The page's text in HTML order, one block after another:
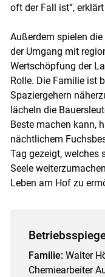
oft der Fall ist“,
Außerdem spielen
der Umgang mit
Wertschöpfung der
Rolle. Die Familie ist
Spaziergehern
lächeln die
Beste machen kann,
nächtlichem
Tag gezeigt, welches
Seele
Leben am Hof zu
Familie: Walter
Chemiearbeiter